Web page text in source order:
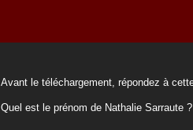
Avant le téléchargement, répondez à
Quel est le prénom de Nathalie Sarraute